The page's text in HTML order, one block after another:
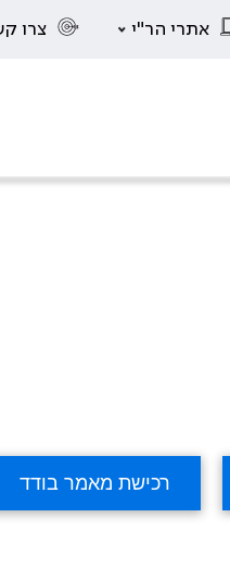
אתרי הר"י צרו